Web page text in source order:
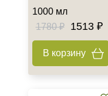
1000 мл
1780 ₽
1513 ₽
В корзину